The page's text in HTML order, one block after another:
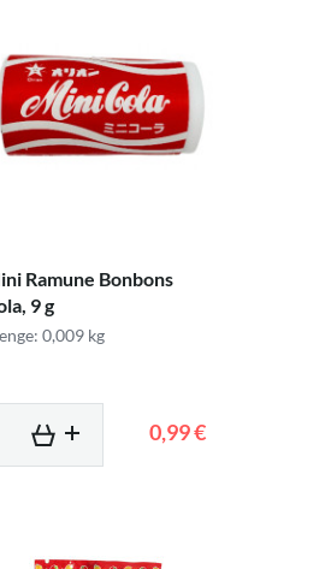
Ramune Bonbons
9 g
0,009 kg
0,99 €